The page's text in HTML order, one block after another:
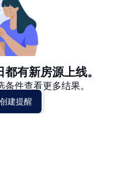
有新房源上线。
件查看更多结果。
创建提醒